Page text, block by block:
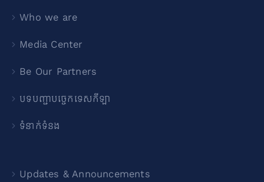
Who we are
Media Center
Be Our Partners
បទបញ្ជាបច្ចេកទេសកីឡា
ទំនាក់ទំនង
Updates & Announcements